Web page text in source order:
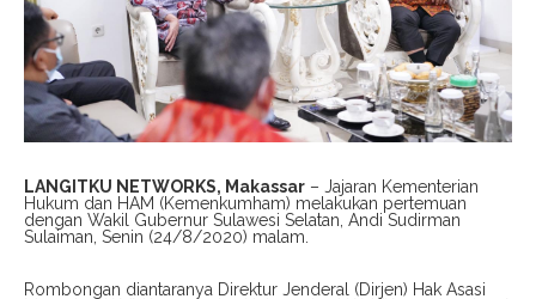
LANGITKU NETWORKS, Makassar – Jajaran Kementerian
Hukum dan HAM (Kemenkumham) melakukan pertemuan
dengan Wakil Gubernur Sulawesi Selatan, Andi Sudirman
Sulaiman, Senin (24/8/2020) malam.
Rombongan diantaranya Direktur Jenderal (Dirjen) Hak Asasi